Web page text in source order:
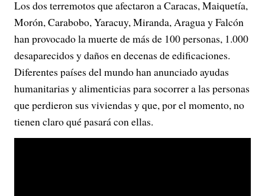
Los dos terremotos que afectaron a Caracas, Maiquetía,
Morón, Carabobo, Yaracuy, Miranda, Aragua y Falcón
han provocado la muerte de más de 100 personas, 1.000
desaparecidos y daños en decenas de edificaciones.
Diferentes países del mundo han anunciado ayudas
humanitarias y alimenticias para socorrer a las personas
que perdieron sus viviendas y que, por el momento, no
tienen claro qué pasará con ellas.